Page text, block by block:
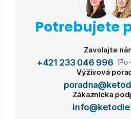
Potrebujete
Zavolajte
+421 233 046 996 (Po
Výživová
Zákaznícka